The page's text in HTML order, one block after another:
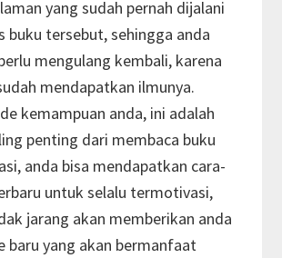
yang sudah pernah dijalani
buku tersebut, sehingga anda
mengulang kembali, karena
mendapatkan ilmunya.
kemampuan anda, ini adalah
penting dari membaca buku
anda bisa mendapatkan cara-
untuk selalu termotivasi,
jarang akan memberikan anda
baru yang akan bermanfaat